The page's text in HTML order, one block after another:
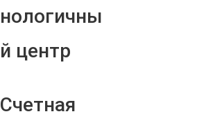
нологичны
й центр
Счетная